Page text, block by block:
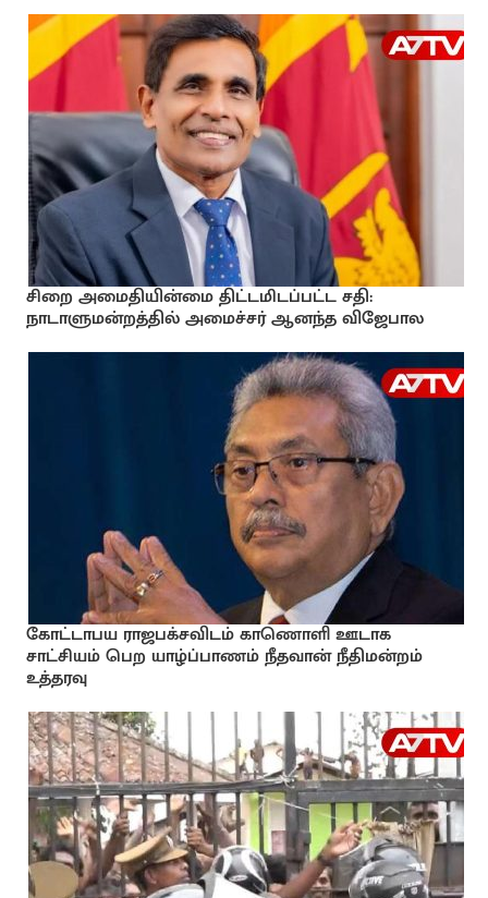
சிறை அமைதியின்மை திட்டமிடப்பட்ட சதி:
நாடாளுமன்றத்தில் அமைச்சர் ஆனந்த விஜேபால
கோட்டாபய ராஜபக்சவிடம் காணொளி ஊடாக
சாட்சியம் பெற யாழ்ப்பாணம் நீதவான் நீதிமன்றம்
உத்தரவு